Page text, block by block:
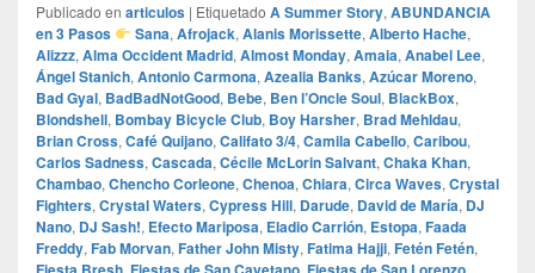
Publicado en articulos | Etiquetado A Summer Story, ABUNDANCIA
en 3 Pasos
Sana, Afrojack, Alanis Morissette, Alberto Hache,
Alizzz, Alma Occident Madrid, Almost Monday, Amaia, Anabel Lee,
Ángel Stanich, Antonio Carmona, Azealia Banks, Azúcar Moreno,
Bad Gyal, BadBadNotGood, Bebe, Ben l’Oncle Soul, BlackBox,
Blondshell, Bombay Bicycle Club, Boy Harsher, Brad Mehldau,
Brian Cross, Café Quijano, Califato 3/4, Camila Cabello, Caribou,
Carlos Sadness, Cascada, Cécile McLorin Salvant, Chaka Khan,
Chambao, Chencho Corleone, Chenoa, Chiara, Circa Waves, Crystal
Fighters, Crystal Waters, Cypress Hill, Darude, David de María, DJ
Nano, DJ Sash!, Efecto Mariposa, Eladio Carrión, Estopa, Faada
Freddy, Fab Morvan, Father John Misty, Fatima Hajji, Fetén Fetén,